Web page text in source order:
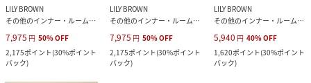
LILY BROWN
その他のインナー・ルームウェア
7,975 円 50%OFF
2,175ポイント(30%ポイント
バック)
LILY BROWN
その他のインナー・ルームウェア
7,975 円 50%OFF
2,175ポイント(30%ポイント
バック)
LILY BROWN
その他のインナー・ルームウェア
5,940 円 40%OFF
1,620ポイント(30%ポイント
バック)